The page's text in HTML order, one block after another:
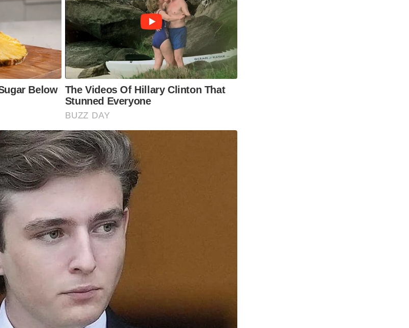
Below
The Videos Of Hillary Clinton That
Stunned Everyone
BUZZ DAY